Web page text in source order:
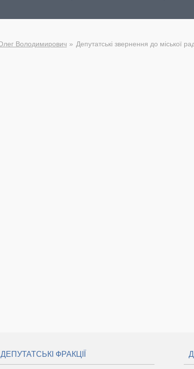
Володимирович Депутатські звернення до міської
ДЕПУТАТСЬКІ ФРАКЦІЇ